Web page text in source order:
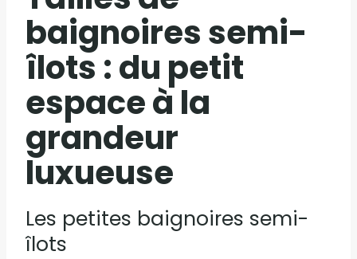
baignoires semi-
îlots : du petit
espace à la
grandeur
luxueuse
Les petites baignoires semi-
îlots